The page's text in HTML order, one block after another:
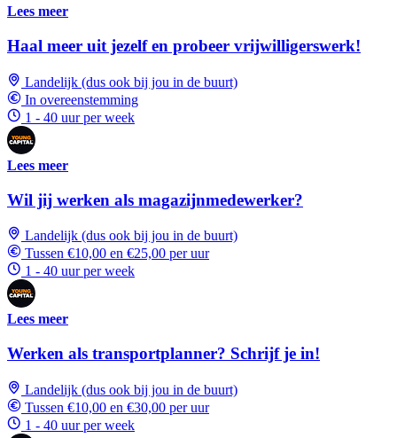
Lees meer
Haal meer uit jezelf en probeer vrijwilligerswerk!
Landelijk (dus ook bij jou in de buurt)
In overeenstemming
1 - 40 uur per week
Lees meer
Wil jij werken als magazijnmedewerker?
Landelijk (dus ook bij jou in de buurt)
Tussen €10,00 en €25,00 per uur
1 - 40 uur per week
Lees meer
Werken als transportplanner? Schrijf je in!
Landelijk (dus ook bij jou in de buurt)
Tussen €10,00 en €30,00 per uur
1 - 40 uur per week